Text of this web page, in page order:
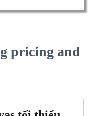
pricing and